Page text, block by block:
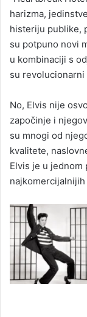
harizma,
histeriju publike,
su potpuno novi
u kombinaciji s
su revolucionarni
No, Elvis nije
započinje i
su mnogi od
kvalitete,
Elvis je u